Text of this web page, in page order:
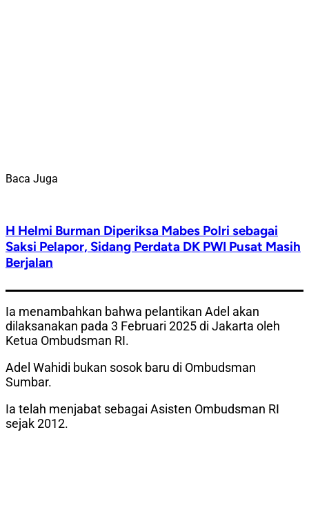
Baca Juga
H Helmi Burman Diperiksa Mabes Polri sebagai
Saksi Pelapor, Sidang Perdata DK PWI Pusat Masih
Berjalan
Ia menambahkan bahwa pelantikan Adel akan
dilaksanakan pada 3 Februari 2025 di Jakarta oleh
Ketua Ombudsman RI.
Adel Wahidi bukan sosok baru di Ombudsman
Sumbar.
Ia telah menjabat sebagai Asisten Ombudsman RI
sejak 2012.